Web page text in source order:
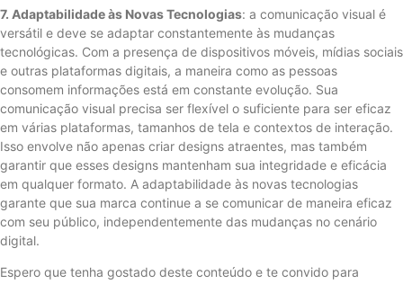
7. Adaptabilidade às Novas Tecnologias: a comunicação visual é
versátil e deve se adaptar constantemente às mudanças
tecnológicas. Com a presença de dispositivos móveis, mídias sociais
e outras plataformas digitais, a maneira como as pessoas
consomem informações está em constante evolução. Sua
comunicação visual precisa ser flexível o suficiente para ser eficaz
em várias plataformas, tamanhos de tela e contextos de interação.
Isso envolve não apenas criar designs atraentes, mas também
garantir que esses designs mantenham sua integridade e eficácia
em qualquer formato. A adaptabilidade às novas tecnologias
garante que sua marca continue a se comunicar de maneira eficaz
com seu público, independentemente das mudanças no cenário
digital.
Espero que tenha gostado deste conteúdo e te convido para